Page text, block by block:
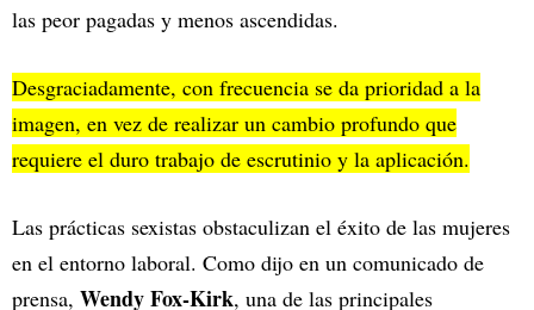
las peor pagadas y menos ascendidas.
Desgraciadamente, con frecuencia se da prioridad a la
imagen, en vez de realizar un cambio profundo que
requiere el duro trabajo de escrutinio y la aplicación.
Las prácticas sexistas obstaculizan el éxito de las mujeres
en el entorno laboral. Como dijo en un comunicado de
prensa, Wendy Fox-Kirk, una de las principales